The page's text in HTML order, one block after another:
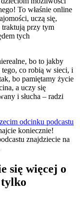
To właśnie online
uczą się,
traktują przy tym
tych
bo to jakby
co robią w sieci, i
bo pamiętamy życie
a uczy się
i słucha – radzi
odcinku podcastu
koniecznie!
znajdziecie na
się więcej o
tylko